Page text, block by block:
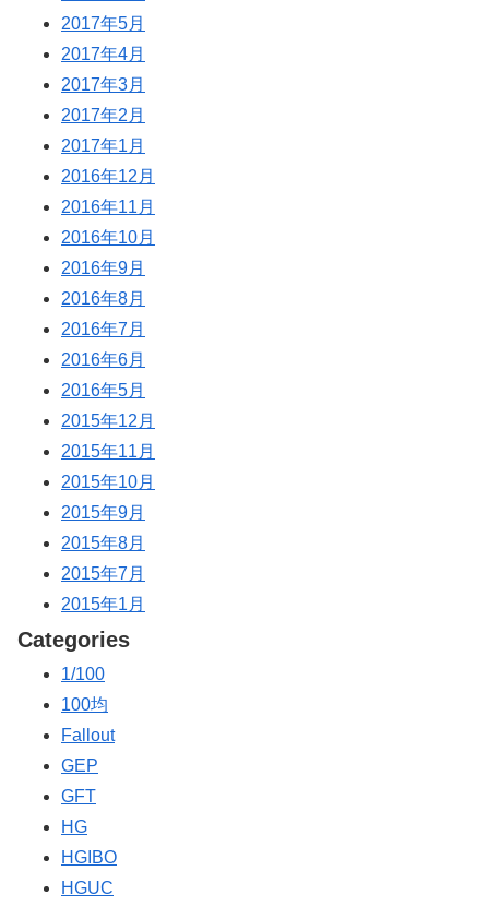
2017年5月
2017年4月
2017年3月
2017年2月
2017年1月
2016年12月
2016年11月
2016年10月
2016年9月
2016年8月
2016年7月
2016年6月
2016年5月
2015年12月
2015年11月
2015年10月
2015年9月
2015年8月
2015年7月
2015年1月
Categories
1/100
100均
Fallout
GEP
GFT
HG
HGIBO
HGUC